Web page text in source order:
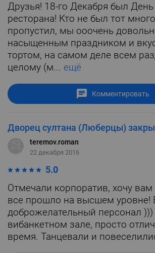
Друзья! 18-го Декабря был
ресторана! Кто не был тот
пропустил, мы ооочень
насыщенным праздником и
тортом, на самом деле всем
целому (м... ещё
Комментировать
Дворец султана (Люберцы)
teremov.roman
22 декабря 2016
5.0
Отмечали корпоратив, хочу вам
все прошло на высшем уровне!
доброжелательный персонал
вибанкетном зале, просто
время. Танцевали и